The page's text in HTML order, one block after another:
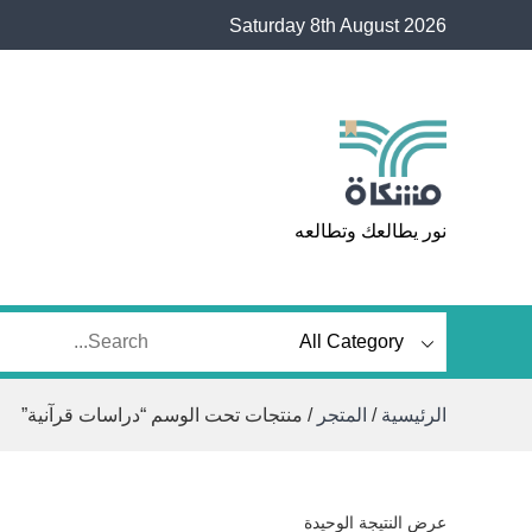
Saturday 8th August 2026
مشكاة
نور يطالعك وتطالعه
الرئيسية / المتجر / منتجات تحت الوسم “دراسات قرآنية”
عرض النتيجة الوحيدة